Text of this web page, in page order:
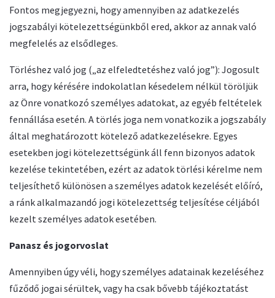
Fontos megjegyezni, hogy amennyiben az adatkezelés
jogszabályi kötelezettségünkből ered, akkor az annak való
megfelelés az elsődleges.
Törléshez való jog („az elfeledtetéshez való jog”): Jogosult
arra, hogy kérésére indokolatlan késedelem nélkül töröljük
az Önre vonatkozó személyes adatokat, az egyéb feltételek
fennállása esetén. A törlés joga nem vonatkozik a jogszabály
által meghatározott kötelező adatkezelésekre. Egyes
esetekben jogi kötelezettségünk áll fenn bizonyos adatok
kezelése tekintetében, ezért az adatok törlési kérelme nem
teljesíthető különösen a személyes adatok kezelését előíró,
a ránk alkalmazandó jogi kötelezettség teljesítése céljából
kezelt személyes adatok esetében.
Panasz és jogorvoslat
Amennyiben úgy véli, hogy személyes adatainak kezeléséhez
fűződő jogai sérültek, vagy ha csak bővebb tájékoztatást